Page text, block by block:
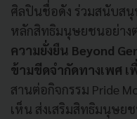
ศิลปินชื่อดัง ร่วมสนับสนุ
หลักสิทธิมนุษยชนอย่างต่
ความยั่งยืน Beyond
ข้ามขีดจำกัดทางเพศ
สานต่อกิจกรรม Pride
เห็น ส่งเสริมสิทธิมนุษย